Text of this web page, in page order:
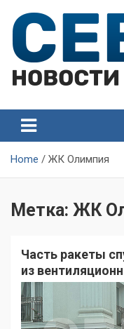
content
Севастополя
Home ЖК Олимпия
Метка: ЖК
Часть ракеты
из